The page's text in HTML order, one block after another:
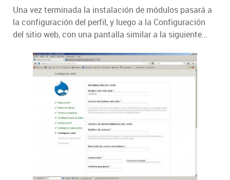
Una vez terminada la instalación de módulos pasará a
la configuración del perfil, y luego a la Configuración
del sitio web, con una pantalla similar a la siguiente…